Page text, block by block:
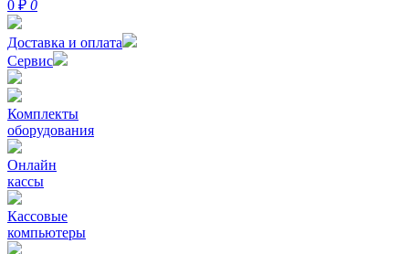
0 ₽ 0
Доставка и оплата
Сервис
Комплекты
оборудования
Онлайн
кассы
Кассовые
компьютеры